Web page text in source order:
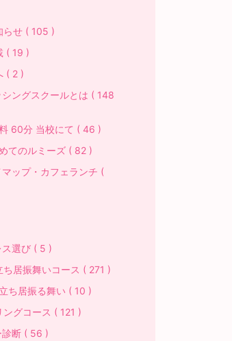
らせ ( 105 )
( 19 )
( 2 )
ングスクールとは ( 148
60分 当校にて ( 46 )
てのルミーズ ( 82 )
ップ・カフェランチ (
選び ( 5 )
居振舞いコース ( 271 )
ち居振る舞い ( 10 )
グコース ( 121 )
断 ( 56 )